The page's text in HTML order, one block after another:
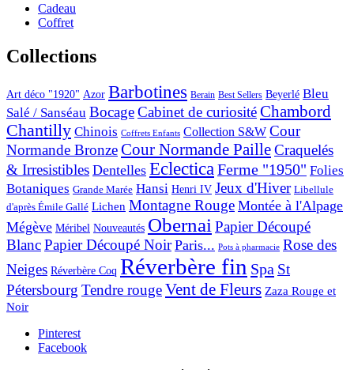
Cadeau
Coffret
Collections
Art déco "1920" Azor Barbotines Berain Best Sellers Beyerlé Bleu
Salé / Sanséau BocageCabinet de curiositéChambord
Chantilly Chinois Coffrets Enfants Collection S&W Cour
Normande BronzeCour Normande PailleCraquelés
& Irresistibles Dentelles EclecticaFerme "1950" Folies
Botaniques Grande Marée Hansi Henri IV Jeux d'Hiver Libellule
d'après Émile Gallé Lichen Montagne Rouge Montée à l'Alpage
Mégève Méribel Nouveautés ObernaiPapier Découpé
BlancPapier Découpé Noir Paris... Pots à pharmacie Rose des
Neiges Réverbère Coq Réverbère fin Spa St
Pétersbourg Tendre rougeVent de Fleurs Zaza Rouge et
Noir
Pinterest
Facebook